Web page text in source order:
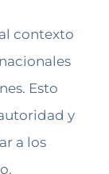
contexto
Esto
y
a los